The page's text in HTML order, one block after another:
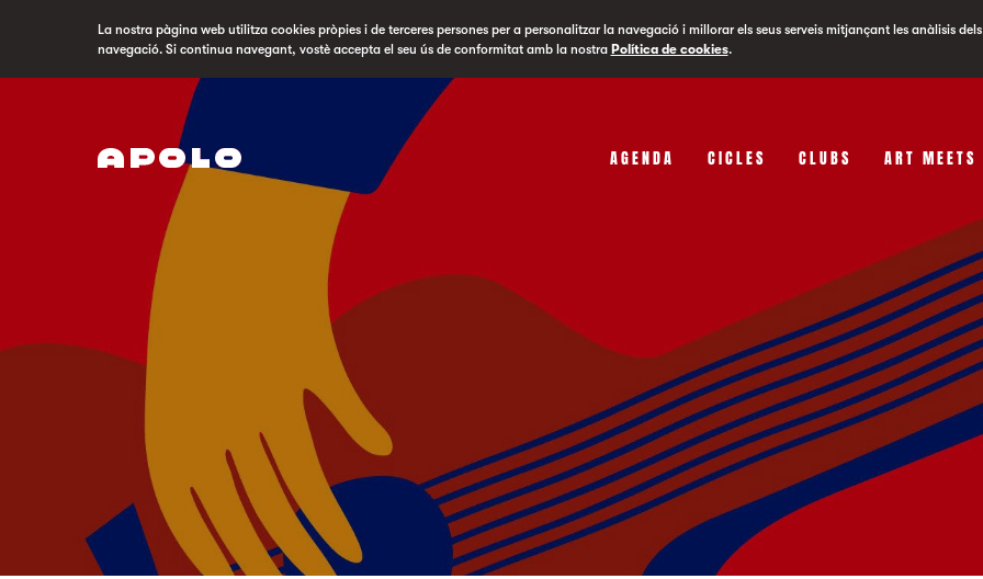
La nostra pàgina web utilitza cookies pròpies i de terceres persones per a personalitzar la navegació i millorar els seus serveis mitjançant les anàlisis
navegació. Si continua navegant, vostè accepta el seu ús de conformitat amb la nostra Política de cookies.
AGENDA CICLES CLUBS ART MEETS